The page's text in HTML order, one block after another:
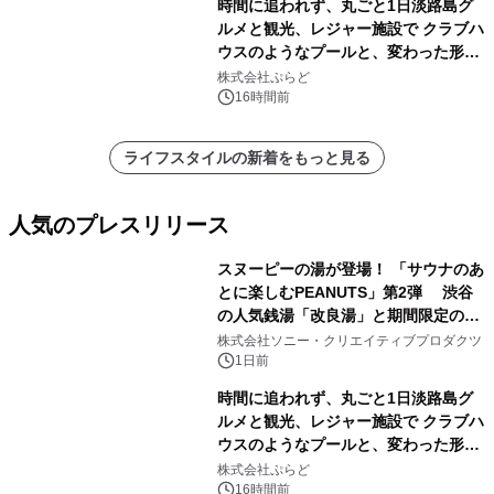
時間に追われず、丸ごと1日淡路島グ
ルメと観光、レジャー施設で クラブハ
ウスのようなプールと、変わった形の
サウナも 「THE BOXY AWAJI」のお
得な素泊まり連泊プランで
株式会社ぷらど
16時間前
ライフスタイルの新着をもっと見る
人気のプレスリリース
スヌーピーの湯が登場！ 「サウナのあ
とに楽しむPEANUTS」第2弾 渋谷
の人気銭湯「改良湯」と期間限定のコ
ラボレーション サウナイキタイコラ
ボグッズも発売決定！
株式会社ソニー・クリエイティブプロダクツ
1日前
時間に追われず、丸ごと1日淡路島グ
ルメと観光、レジャー施設で クラブハ
ウスのようなプールと、変わった形の
サウナも 「THE BOXY AWAJI」のお
得な素泊まり連泊プランで
株式会社ぷらど
16時間前